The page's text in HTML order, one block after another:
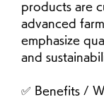
products are
advanced
emphasize
and
✅ Benefits /